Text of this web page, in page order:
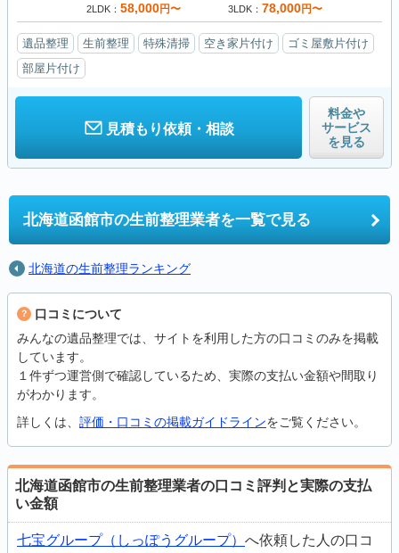
2LDK 58,000円〜 3LDK 78,000円〜
遺品整理 生前整理 特殊清掃 空き家片付け
ゴミ屋敷片付け
部屋片付け
見積もり依頼・相談
料金や
サービス
を見る
北海道函館市の生前整理業者を一覧で見る
北海道の生前整理ランキング
口コミについて
みんなの遺品整理では、サイトを利用した方の口コミのみを掲載
しています。
１件ずつ運営側で確認しているため、実際の支払い金額や間取り
がわかります。
詳しくは、 評価・口コミの掲載ガイドラインをご覧ください。
北海道函館市の生前整理業者の口コミ評判と実際の支払
い金額
七宝グループ（しっぽうグループ） へ依頼した人の口コ